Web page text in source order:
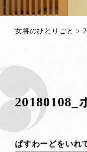
女将のひとりごと >
20180108_
ぱすわーどをいれ